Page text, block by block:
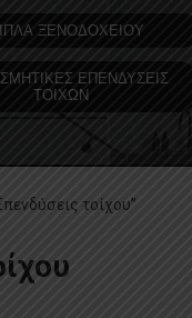
ΞΕΝΟΔOΧΕΙΟΥ
ΕΠΕΝΔΥΣΕΙΣ
ΤΟΙΧΩΝ
τοίχου”